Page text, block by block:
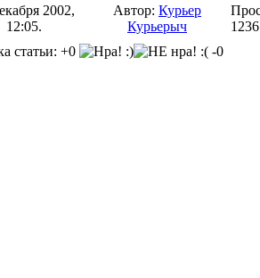
2002,
12:05.
Автор: Курьер
Курьерыч
1236
статьи: +0
-0